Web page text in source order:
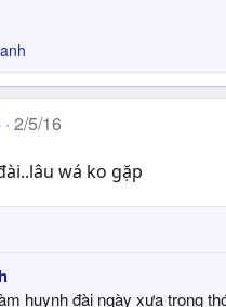
2/5/16
wá ko gặp
huynh đài ngày xưa trong